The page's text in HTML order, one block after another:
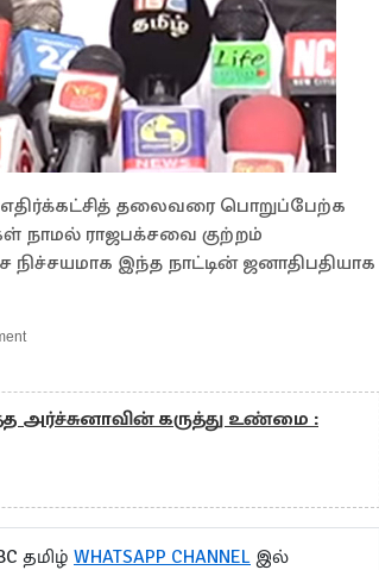
தலைவரை பொறுப்பேற்க
நாமல் ராஜபக்சவை குற்றம்
நிச்சயமாக இந்த நாட்டின் ஜனாதிபதியாக
அர்ச்சுனாவின் கருத்து உண்மை :
தமிழ் WHATSAPP CHANNEL இல்